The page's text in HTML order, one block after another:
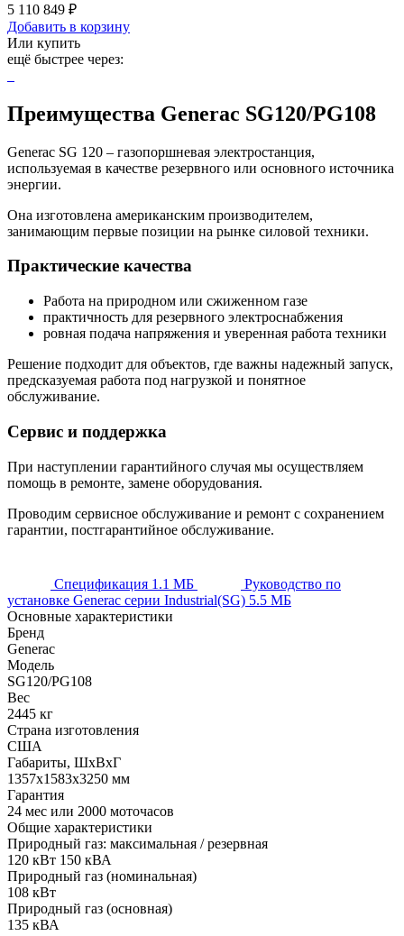
5 110 849 ₽
Добавить в корзину
Или купить
ещё быстрее через:
Преимущества Generac SG120/PG108
Generac SG 120 – газопоршневая электростанция,
используемая в качестве резервного или основного источника
энергии.
Она изготовлена американским производителем,
занимающим первые позиции на рынке силовой техники.
Практические качества
Работа на природном или сжиженном газе
практичность для резервного электроснабжения
ровная подача напряжения и уверенная работа техники
Решение подходит для объектов, где важны надежный запуск,
предсказуемая работа под нагрузкой и понятное
обслуживание.
Сервис и поддержка
При наступлении гарантийного случая мы осуществляем
помощь в ремонте, замене оборудования.
Проводим сервисное обслуживание и ремонт с сохранением
гарантии, постгарантийное обслуживание.
Спецификация 1.1 МБ
Руководство по
установке Generac серии Industrial(SG) 5.5 МБ
Основные характеристики
Бренд
Generac
Модель
SG120/PG108
Вес
2445 кг
Страна изготовления
США
Габариты, ШхВхГ
1357x1583x3250 мм
Гарантия
24 мес или 2000 моточасов
Общие характеристики
Природный газ: максимальная / резервная
120 кВт 150 кВА
Природный газ (номинальная)
108 кВт
Природный газ (основная)
135 кВА